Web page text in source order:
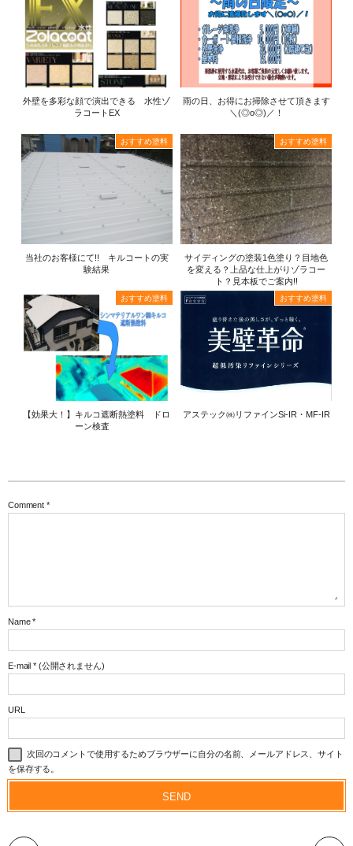
外壁を多彩な顔で演出できる 水性ゾ
ラコートEX
雨の日、お得にお掃除させて頂きます
＼(◎o◎)／！
おすすめ塗料
当社のお客様にて!! キルコートの実
験結果
おすすめ塗料
サイディングの塗装1色塗り？目地色
を変える？上品な仕上がりゾラコー
ト？見本板でご案内!!
おすすめ塗料
【効果大！】キルコ遮断熱塗料 ドロ
ーン検査
おすすめ塗料
アステック㈱リファインSi-IR・MF-IR
Comment *
Name *
E-mail *(公開されません)
URL
次回のコメントで使用するためブラウザーに自分の名前、メールアドレス、サイト
を保存する。